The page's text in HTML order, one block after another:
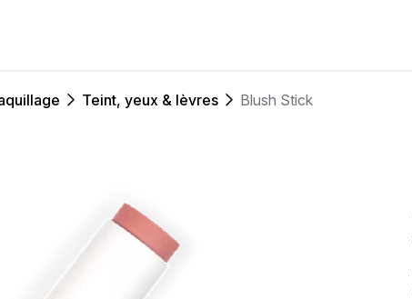
Teint, yeux & lèvres Blush Stick